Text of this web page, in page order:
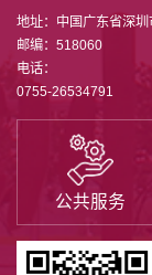
地址：中国广东省深
邮编：518060
电话：
0755-26534791
公共服务